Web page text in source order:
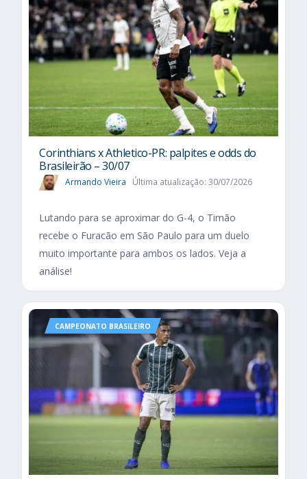
Corinthians x Athletico-PR: palpites e odds do
Brasileirão – 30/07
Armando Vieira Última atualização: 30/07/2026
Lutando para se aproximar do G-4, o Timão
recebe o Furacão em São Paulo para um duelo
muito importante para ambos os lados. Veja a
análise!
CAMPEONATO BRASILEIRO